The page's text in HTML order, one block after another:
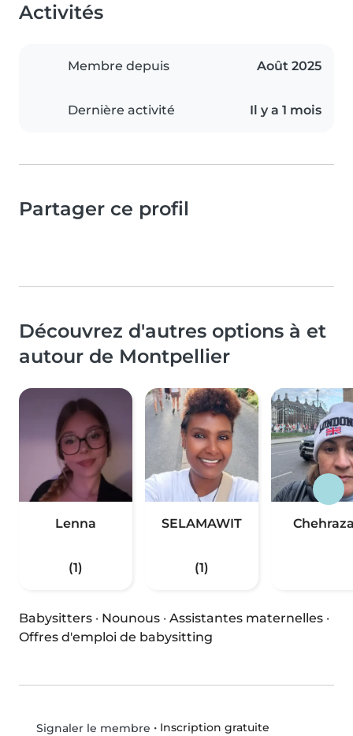
Activités
Membre depuis Août 2025
Dernière activité Il y a 1 mois
Partager ce profil
Découvrez d'autres options à et
autour de Montpellier
Lenna
(1)
SELAMAWIT
(1)
Babysitters · Nounous · Assistantes maternelles ·
Offres d'emploi de babysitting
Signaler le membre • Inscription gratuite